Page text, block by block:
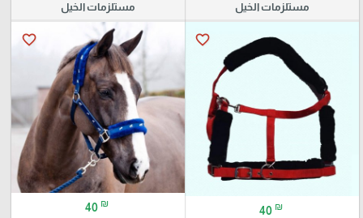
مستلزمات الخيل
favorite_border
40 ₪
مستلزمات الخيل
favorite_border
40 ₪